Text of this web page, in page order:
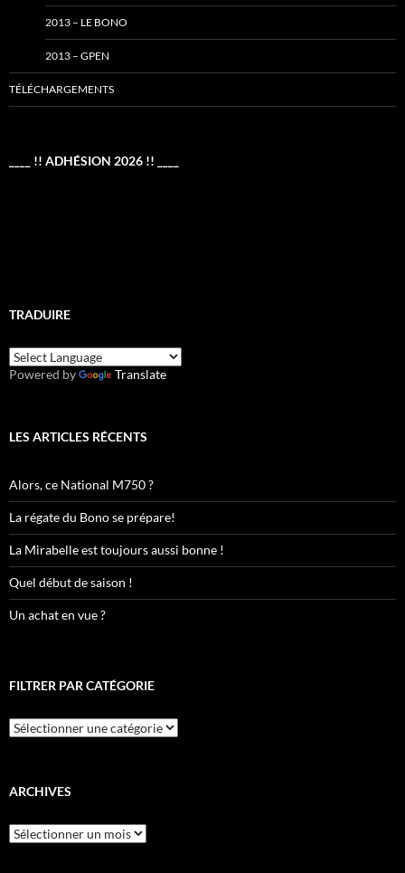
2013 – LE BONO
2013 – GPEN
TÉLÉCHARGEMENTS
____ !! ADHÉSION 2026 !! ____
TRADUIRE
Powered by Translate
LES ARTICLES RÉCENTS
Alors, ce National M750 ?
La régate du Bono se prépare!
La Mirabelle est toujours aussi bonne !
Quel début de saison !
Un achat en vue ?
FILTRER PAR CATÉGORIE
Filtrer
par
ARCHIVES
Archives